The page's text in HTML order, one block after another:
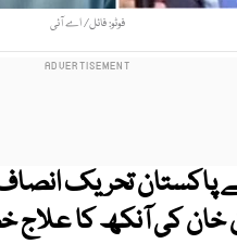
فوٹو: فائل/ اے آئی
نے پاکستان تحریک
خان کی آنکھ کا